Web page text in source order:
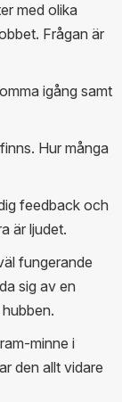
med olika
Frågan är
igång samt
Hur många
feedback och
är ljudet.
fungerande
sig av en
minne i
den allt vidare